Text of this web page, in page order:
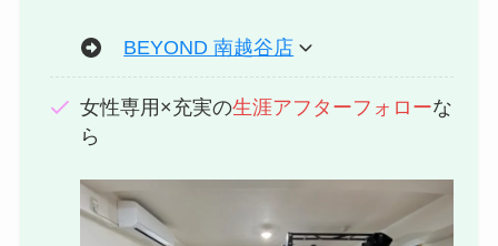
BEYOND 南越谷店
女性専用×充実の生涯アフターフォローな
ら